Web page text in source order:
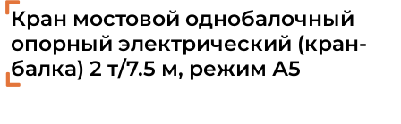
Кран мостовой однобалочный
опорный электрический (кран-
балка) 2 т/7.5 м, режим А5